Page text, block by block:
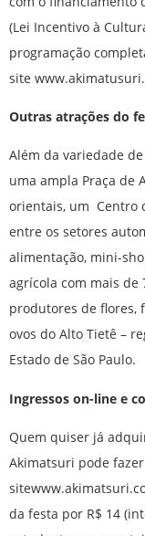
(Lei Incentivo à
programação
site
Outras atrações do
Além da variedade
uma ampla Praça de
orientais, um Centro
entre os setores
alimentação, mini-
agrícola com mais de
produtores de flores,
ovos do Alto Tietê –
Estado de São Paulo.
Ingressos on-line e
Quem quiser já
Akimatsuri pode
da festa por R$ 14